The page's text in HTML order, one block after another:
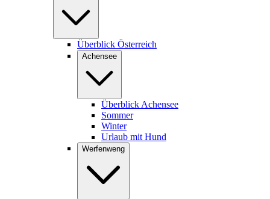
Überblick Österreich
Achensee
Überblick Achensee
Sommer
Winter
Urlaub mit Hund
Werfenweng